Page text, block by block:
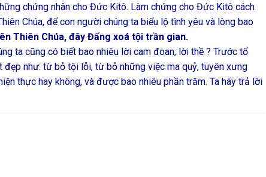
chứng nhân cho Đức Kitô. Làm chứng cho Đức Kitô cách
Chúa, để con người chúng ta biểu lộ tình yêu và lòng bao
Thiên Chúa, đây Đấng xoá tội trần gian.
ta cũng có biết bao nhiêu lời cam đoan, lời thề ? Trước tổ
như: từ bỏ tội lỗi, từ bỏ những việc ma quỷ, tuyên xưng
thực hay không, và được bao nhiêu phần trăm. Ta hãy trả lời